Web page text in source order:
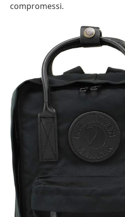
compromessi.